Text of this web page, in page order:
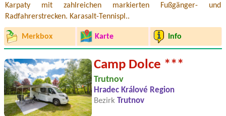
Karpaty mit zahlreichen markierten Fußgänger- und
Radfahrerstrecken. Karasalt-Tennispl..
Merkbox Karte Info
Camp Dolce ***
Trutnov
Hradec Králové Region
Bezirk
Trutnov